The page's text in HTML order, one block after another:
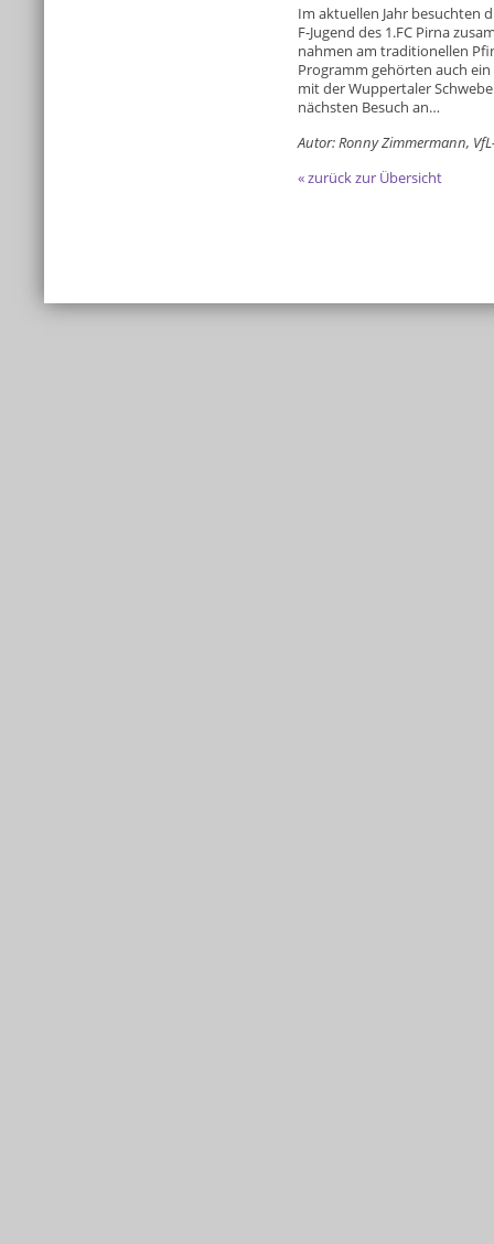
Im aktuellen Jahr besuchten
F-Jugend des 1.FC Pirna
nahmen am traditionellen
Programm gehörten auch
mit der Wuppertaler
nächsten Besuch an…
Autor: Ronny Zimmermann,
« zurück zur Übersicht